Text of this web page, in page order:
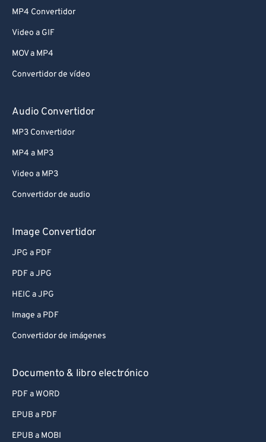
MP4 Convertidor
Video a GIF
MOV a MP4
Convertidor de vídeo
Audio Convertidor
MP3 Convertidor
MP4 a MP3
Video a MP3
Convertidor de audio
Image Convertidor
JPG a PDF
PDF a JPG
HEIC a JPG
Image a PDF
Convertidor de imágenes
Documento & libro electrónico
PDF a WORD
EPUB a PDF
EPUB a MOBI